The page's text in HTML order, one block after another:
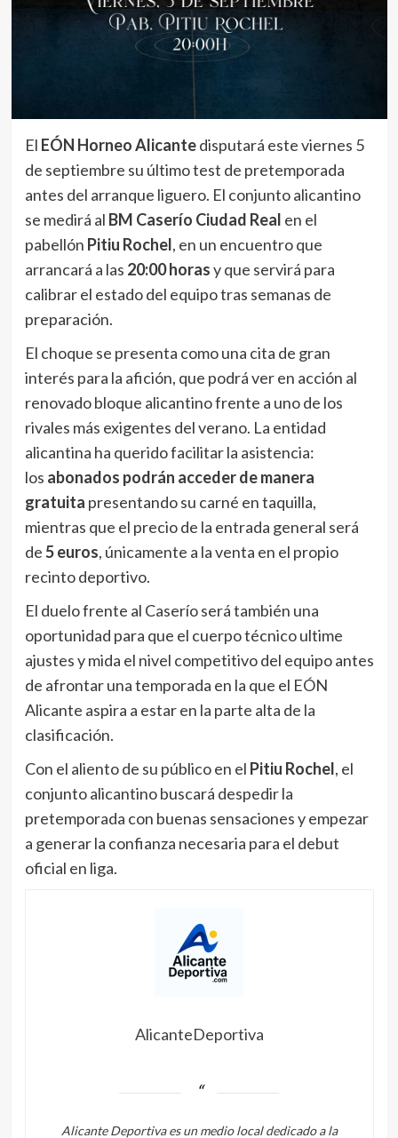
El EÓN Horneo Alicantedisputará este viernes 5
de septiembre su último test de pretemporada
antes del arranque liguero. El conjunto alicantino
se medirá al BM Caserío Ciudad Real en el
pabellón Pitiu Rochel, en un encuentro que
arrancará a las 20:00 horasy que servirá para
calibrar el estado del equipo tras semanas de
preparación.
El choque se presenta como una cita de gran
interés para la afición, que podrá ver en acción al
renovado bloque alicantino frente a uno de los
rivales más exigentes del verano. La entidad
alicantina ha querido facilitar la asistencia:
los abonados podrán acceder de manera
gratuita presentando su carné en taquilla,
mientras que el precio de la entrada general será
de5 euros, únicamente a la venta en el propio
recinto deportivo.
El duelo frente al Caserío será también una
oportunidad para que el cuerpo técnico ultime
ajustes y mida el nivel competitivo del equipo antes
de afrontar una temporada en la que el EÓN
Alicante aspira a estar en la parte alta de la
clasificación.
Con el aliento de su público en el Pitiu Rochel, el
conjunto alicantino buscará despedir la
pretemporada con buenas sensaciones y empezar
a generar la confianza necesaria para el debut
oficial en liga.
AlicanteDeportiva
Alicante Deportiva es un medio local dedicado a la